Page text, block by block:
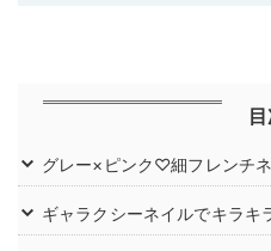
グレー×ピンク♡細フレンチ
ギャラクシーネイルでキラキ